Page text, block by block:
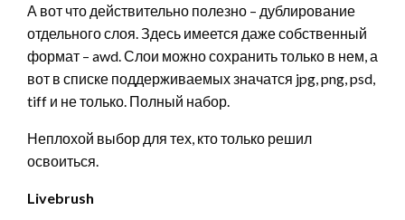
А вот что действительно полезно – дублирование
отдельного слоя. Здесь имеется даже собственный
формат – awd. Слои можно сохранить только в нем, а
вот в списке поддерживаемых значатся jpg, png, psd,
tiff и не только. Полный набор.
Неплохой выбор для тех, кто только решил
освоиться.
Livebrush